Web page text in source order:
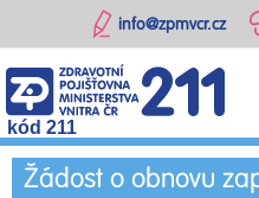
info@zpmvcr.cz
kód 211
Žádost o obnovu